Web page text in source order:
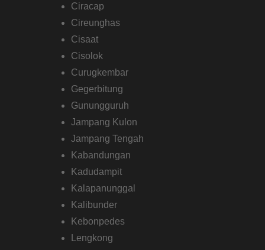
Ciracap
Cireunghas
Cisaat
Cisolok
Curugkembar
Gegerbitung
Gunungguruh
Jampang Kulon
Jampang Tengah
Kabandungan
Kadudampit
Kalapanunggal
Kalibunder
Kebonpedes
Lengkong